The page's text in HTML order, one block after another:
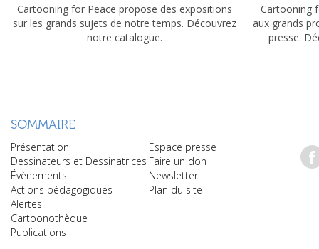
Cartooning for Peace propose des expositions
sur les grands sujets de notre temps. Découvrez
notre catalogue.
Cartooning
aux grands
presse.
SOMMAIRE
Présentation
Dessinateurs et Dessinatrices
Évènements
Actions pédagogiques
Alertes
Cartoonothèque
Publications
Espace presse
Faire un don
Newsletter
Plan du site